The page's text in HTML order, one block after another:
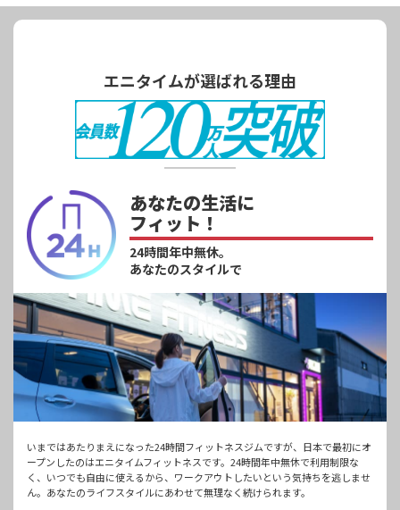
エニタイムが選ばれる理由
あなたの生活に
フィット！
24時間年中無休。
あなたのスタイルで
いまではあたりまえになった24時間フィットネスジムですが、日本で最初にオ
ープンしたのはエニタイムフィットネスです。24時間年中無休で利用制限な
く、いつでも自由に使えるから、ワークアウトしたいという気持ちを逃しませ
ん。あなたのライフスタイルにあわせて無理なく続けられます。